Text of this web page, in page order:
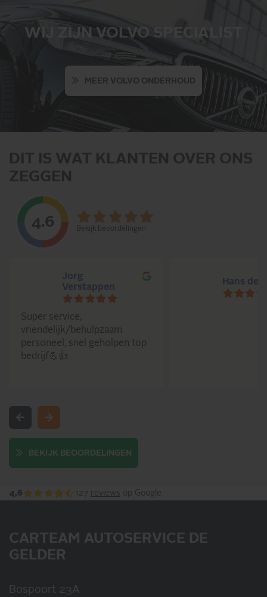
WIJ ZIJN VOLVO SPECIALIST
MEER VOLVO ONDERHOUD
DIT IS WAT KLANTEN OVER ONS
ZEGGEN
4.6 Bekijk beoordelingen
Jorg
Verstappen
Super service,
vriendelijk/behulpzaam
personeel, snel geholpen top
bedrijf💪👍
Hans de
BEKIJK BEOORDELINGEN
4,6 127 reviews op Google
CARTEAM AUTOSERVICE DE
GELDER
Bospoort 23A